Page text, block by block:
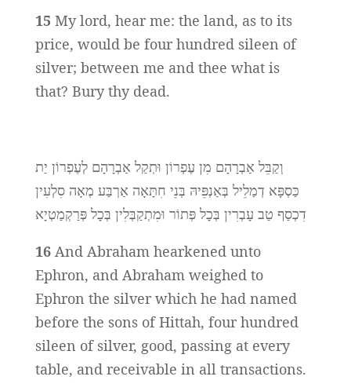
15 My lord, hear me: the land, as to its
price, would be four hundred sileen of
silver; between me and thee what is
that? Bury thy dead.
וְקַבֵּל אַבְרָהָם מִן עֶפְרוֹן וּתְקַל אַבְרָהָם לְעֶפְרוֹן יַת
כַּסְפָּא דְמַלֵיל בְּאַנְפֵּיהּ בְּנֵי חִתָּאָה אַרְבַּע מְאָה סִלְעִין
דִכְסַף טַב עָבְרִין בְּכָל פְּתוֹר וּמִתְקַבְּלִין בְּכָל פְּרַקְמַטְיָא
16 And Abraham hearkened unto
Ephron, and Abraham weighed to
Ephron the silver which he had named
before the sons of Hittah, four hundred
sileen of silver, good, passing at every
table, and receivable in all transactions.